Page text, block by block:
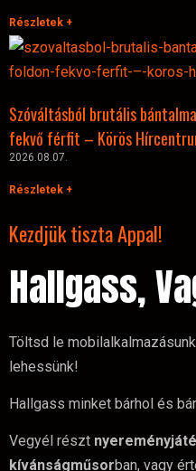
Részletek +
Szóváltásból brutális
fekvő férfit – Körös
2026.08.07.
Részletek +
Kezdjük tiszta Appal!
Hallgass,
Töltsd le
lehessünk!
Hallgass minket bárhol és
Vegyél részt
kívánságműsorban, vagy